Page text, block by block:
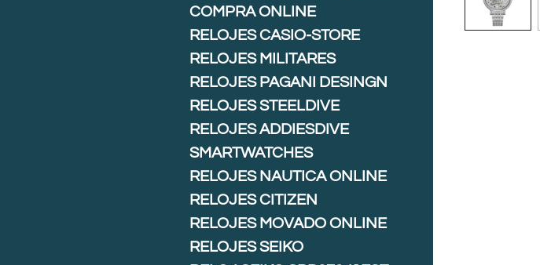
COMPRA ONLINE
RELOJES CASIO-STORE
RELOJES MILITARES
RELOJES PAGANI DESINGN
RELOJES STEELDIVE
RELOJES ADDIESDIVE
SMARTWATCHES
RELOJES NAUTICA ONLINE
RELOJES CITIZEN
RELOJES MOVADO ONLINE
RELOJES SEIKO